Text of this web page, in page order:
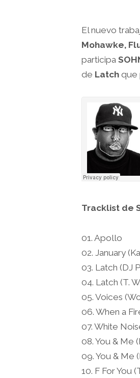
El nuevo
Mohawke,
participa
de Latch que
Tracklist de
01. Apollo
02. January
03. Latch (DJ
04. Latch (T.
05. Voices
06. When a
07. White
08. You & Me
09. You & Me
10. F For You